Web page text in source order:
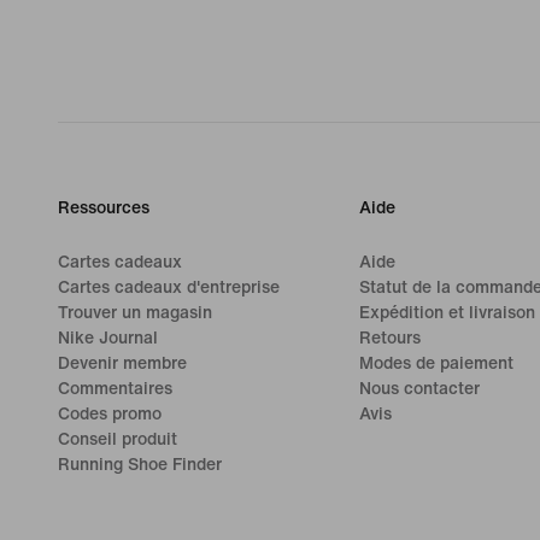
Ressources
Cartes cadeaux
Cartes cadeaux d'entreprise
Trouver un magasin
Nike Journal
Devenir membre
Commentaires
Codes promo
Conseil produit
Running Shoe Finder
Aide
Aide
Statut de la
Expédition et livraison
Retours
Modes de paiement
Nous contacter
Avis